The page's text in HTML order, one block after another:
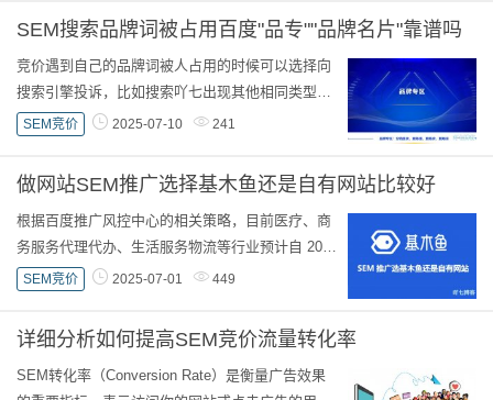
SEM搜索品牌词被占用百度"品专""品牌名片"靠谱吗
竞价遇到自己的品牌词被人占用的时候可以选择向
搜索引擎投诉，比如搜索吖七出现其他相同类型的
广告。但你的品牌词加其他词，比如吖七SEO，就
SEM竞价 2025-07-10 241
做网站SEM推广选择基木鱼还是自有网站比较好
根据百度推广风控中心的相关策略，目前医疗、商
务服务代理代办、生活服务物流等行业预计自 2025
年 12 月 12 日起，落地页需全部切换成基木鱼落地
SEM竞价 2025-07-01 449
详细分析如何提高SEM竞价流量转化率
SEM转化率（Conversion Rate）是衡量广告效果